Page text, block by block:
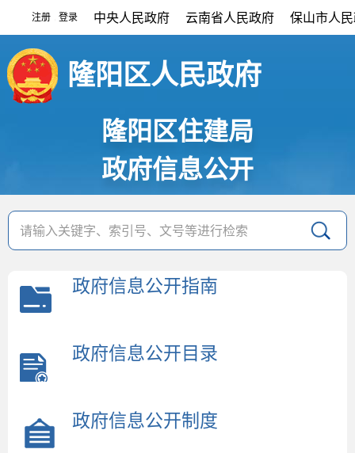
注册 登录 中央人民政府 云南省人民政府 保山市人
隆阳区人民政府
隆阳区住建局
政府信息公开
政府信息公开指南
政府信息公开目录
政府信息公开制度